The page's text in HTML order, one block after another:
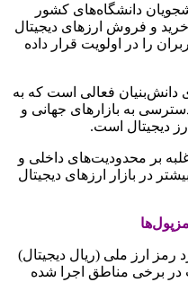
دانشگاه‌های کشور
و فروش ارزهای دیجیتال
را در اولویت قرار داده
فعالی است که به
به بازارهای جهانی و
دیجیتال است.
بر محدودیت‌های داخلی و
در بازار ارزهای دیجیتال
رمز ارز ملی (ریال دیجیتال)
در برخی مناطق اجرا شده